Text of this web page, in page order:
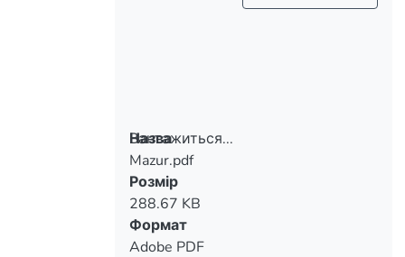
Вантажиться...
Вантажиться...
Назва
Mazur.pdf
Розмір
288.67 KB
Формат
Adobe PDF